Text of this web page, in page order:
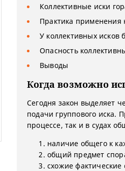
Коллективные иски
Практика применения
У коллективных исков
Опасность
Выводы
Когда возможно
Сегодня закон выделяет
подачи группового
процессе, так и в судах
наличие общего к
общий предмет
схожие фактические